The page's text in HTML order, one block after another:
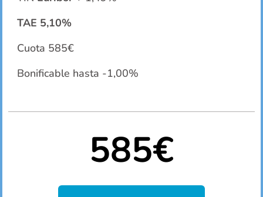
TAE 5,10%
Cuota 585€
Bonificable hasta -1,00%
585€